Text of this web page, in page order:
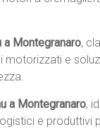
Montegranaro,
e
a Montegranaro,
e produttivi